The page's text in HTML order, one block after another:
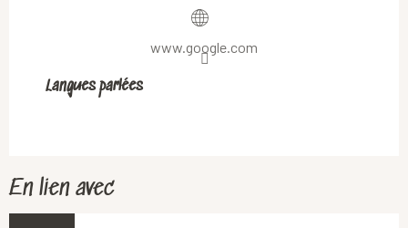
www.google.com
Langues parlées
Langues parlées
En lien avec